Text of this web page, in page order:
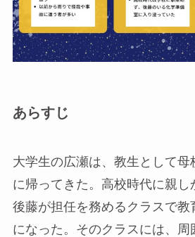
あらすじ
大学生の広瀬は、教生として母
に帰ってきた。高校時代に親し
後藤が担任を務めるクラスで教
になった。そのクラスには、周